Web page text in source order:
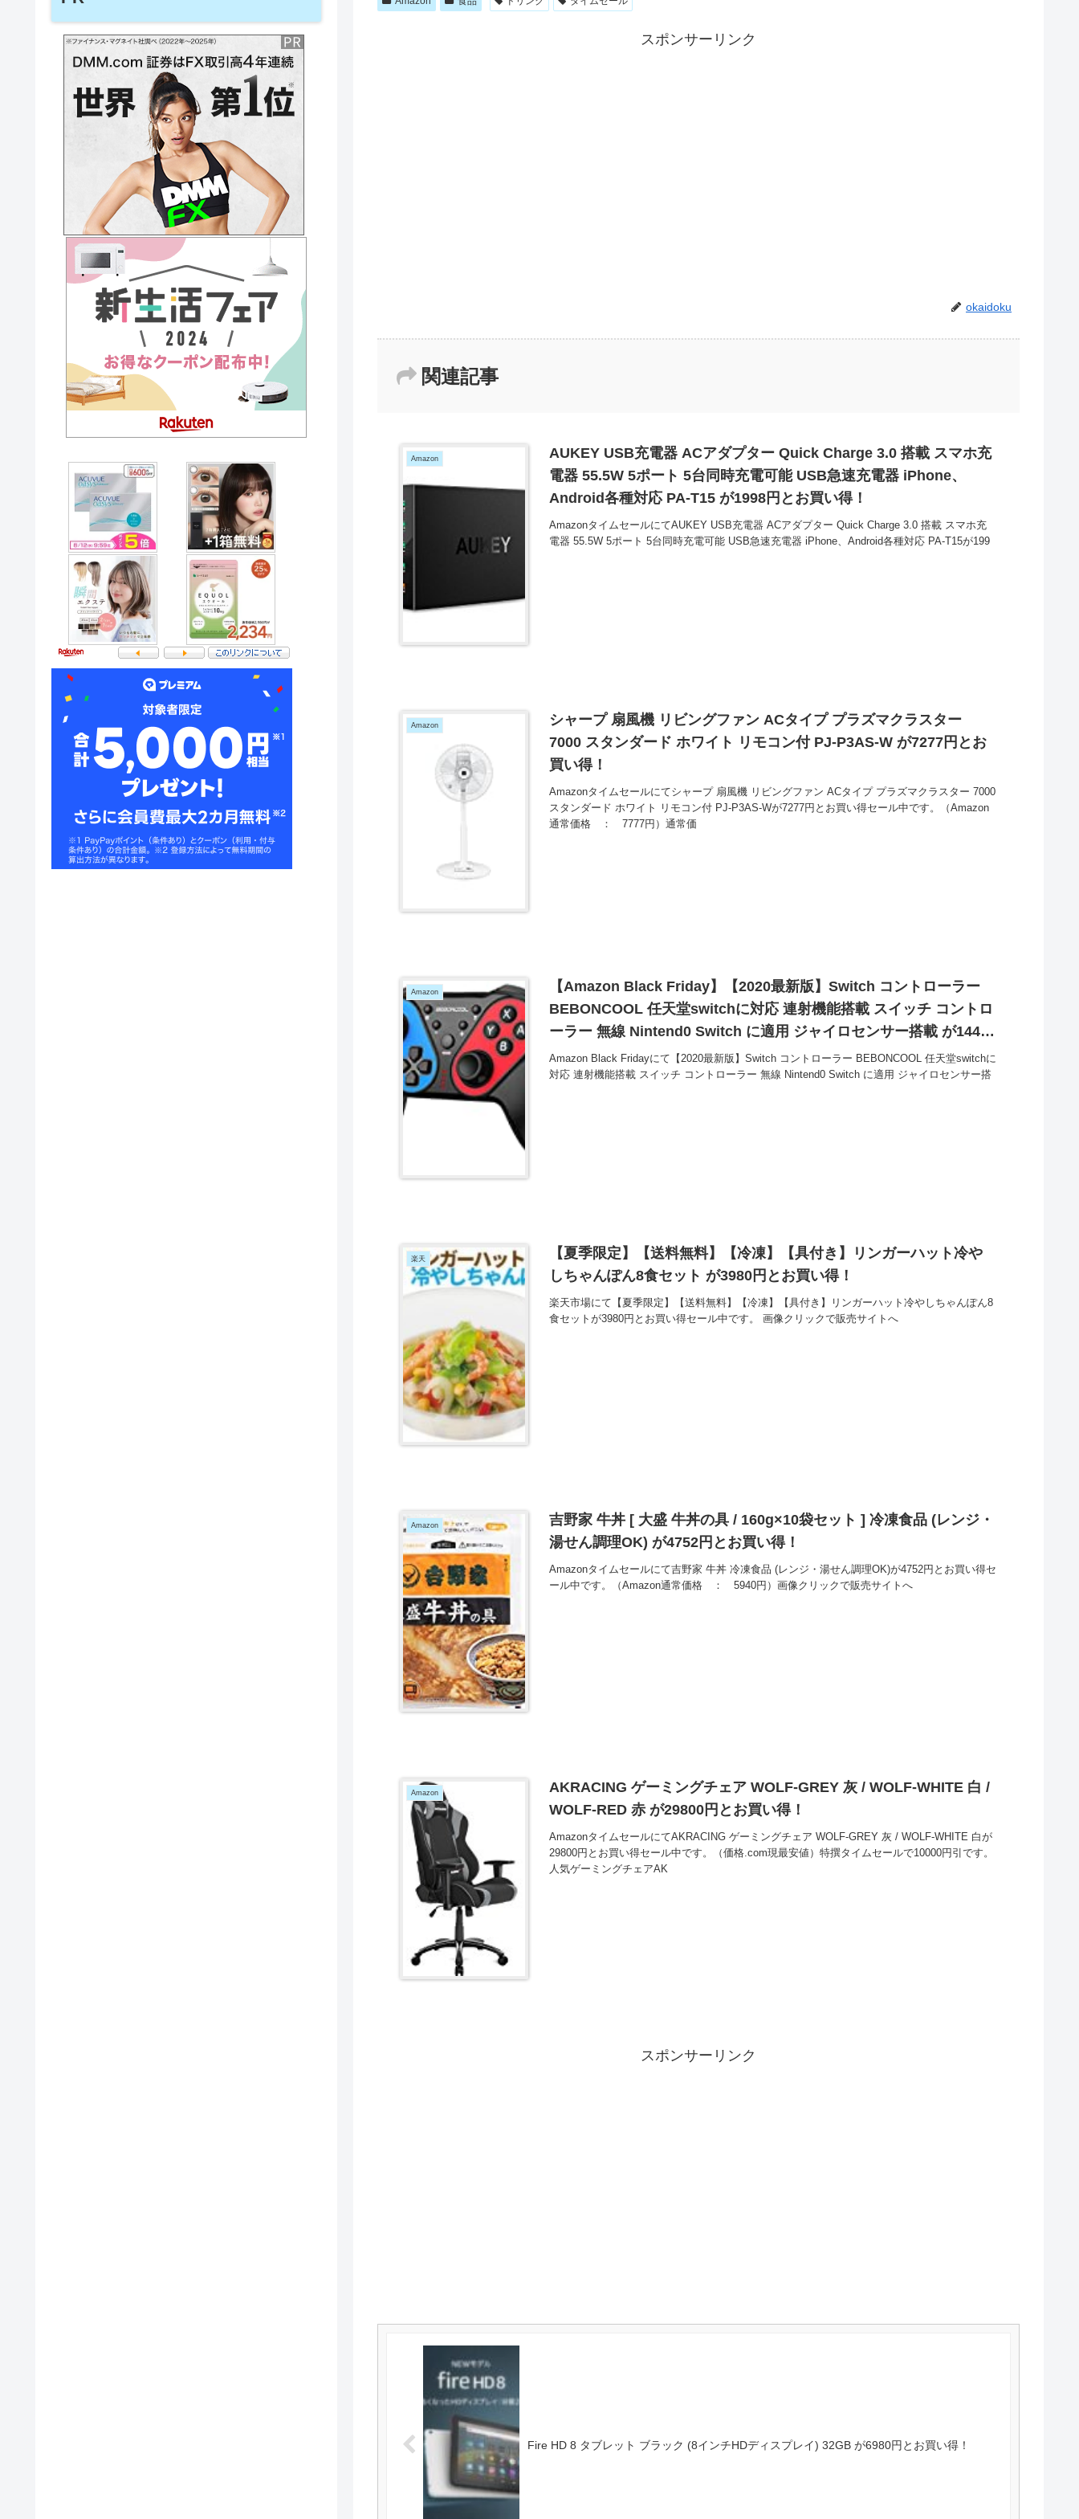
スポンサーリンク
okaidoku
関連記事
Amazon
AUKEY USB充電器 ACアダプター Quick Charge 3.0 搭載 スマホ充
電器 55.5W 5ポート 5台同時充電可能 USB急速充電器 iPhone、
Android各種対応 PA-T15 が1998円とお買い得！
AmazonタイムセールにてAUKEY USB充電器 ACアダプター Quick Charge 3.0 搭載 スマホ充
電器 55.5W 5ポート 5台同時充電可能 USB急速充電器 iPhone、Android各種対応 PA-T15が199
Amazon
シャープ 扇風機 リビングファン ACタイプ プラズマクラスター
7000 スタンダード ホワイト リモコン付 PJ-P3AS-W が7277円とお
買い得！
Amazonタイムセールにてシャープ 扇風機 リビングファン ACタイプ プラズマクラスター 7000
スタンダード ホワイト リモコン付 PJ-P3AS-Wが7277円とお買い得セール中です。（Amazon
通常価格 ： 7777円）通常価
Amazon
【Amazon Black Friday】【2020最新版】Switch コントローラー
BEBONCOOL 任天堂switchに対応 連射機能搭載 スイッチ コントロ
ーラー 無線 Nintend0 Switch に適用 ジャイロセンサー搭載 が1440
円とお買い得！
Amazon Black Fridayにて【2020最新版】Switch コントローラー BEBONCOOL 任天堂switchに
対応 連射機能搭載 スイッチ コントローラー 無線 Nintend0 Switch に適用 ジャイロセンサー搭
楽天
【夏季限定】【送料無料】【冷凍】【具付き】リンガーハット冷や
しちゃんぽん8食セット が3980円とお買い得！
楽天市場にて【夏季限定】【送料無料】【冷凍】【具付き】リンガーハット冷やしちゃんぽん8
食セットが3980円とお買い得セール中です。 画像クリックで販売サイトへ
Amazon
吉野家 牛丼 [ 大盛 牛丼の具 / 160g×10袋セット ] 冷凍食品 (レンジ・
湯せん調理OK) が4752円とお買い得！
Amazonタイムセールにて吉野家 牛丼 冷凍食品 (レンジ・湯せん調理OK)が4752円とお買い得セ
ール中です。（Amazon通常価格 ： 5940円）画像クリックで販売サイトへ
Amazon
AKRACING ゲーミングチェア WOLF-GREY 灰 / WOLF-WHITE 白 /
WOLF-RED 赤 が29800円とお買い得！
AmazonタイムセールにてAKRACING ゲーミングチェア WOLF-GREY 灰 / WOLF-WHITE 白が
29800円とお買い得セール中です。（価格.com現最安値）特撰タイムセールで10000円引です。
人気ゲーミングチェアAK
スポンサーリンク
Fire HD 8 タブレット ブラック (8インチHDディスプレイ) 32GB が6980円とお買い得！